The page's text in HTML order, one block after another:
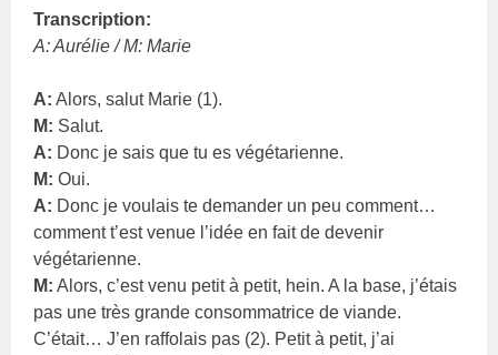
Transcription:
A: Aurélie / M: Marie
A: Alors, salut Marie (1).
M: Salut.
A: Donc je sais que tu es végétarienne.
M: Oui.
A: Donc je voulais te demander un peu comment…
comment t’est venue l’idée en fait de devenir
végétarienne.
M: Alors, c’est venu petit à petit, hein. A la base, j’étais
pas une très grande consommatrice de viande.
C’était… J’en raffolais pas (2). Petit à petit, j’ai